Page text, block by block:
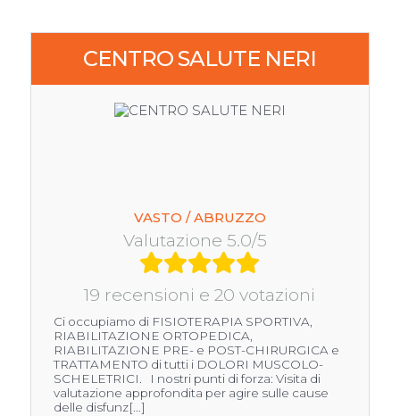
CENTRO SALUTE NERI
VASTO / ABRUZZO
Valutazione 5.0/5
19 recensioni e 20 votazioni
Ci occupiamo di FISIOTERAPIA SPORTIVA,
RIABILITAZIONE ORTOPEDICA,
RIABILITAZIONE PRE- e POST-CHIRURGICA e
TRATTAMENTO di tutti i DOLORI MUSCOLO-
SCHELETRICI. I nostri punti di forza: Visita di
valutazione approfondita per agire sulle cause
delle disfunz[...]